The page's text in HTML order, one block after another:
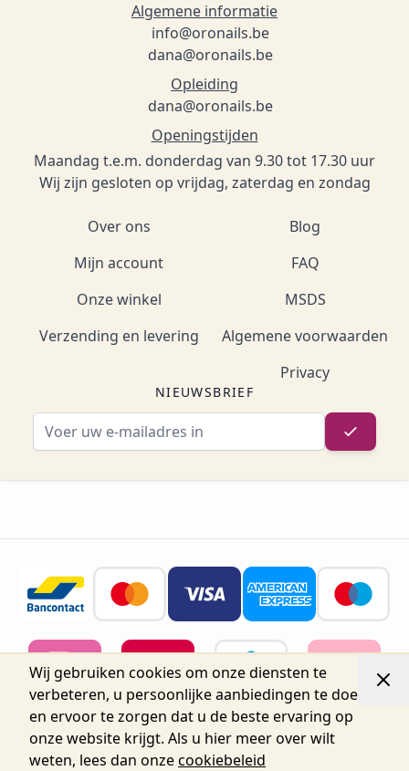
Wij gebruiken cookies om onze diensten te
verbeteren, u persoonlijke aanbiedingen te doen
en ervoor te zorgen dat u de beste ervaring op
onze website krijgt. Als u hier meer over wilt
weten, lees dan onzecookiebeleid
Algemene informatie
info@oronails.be
dana@oronails.be
Opleiding
dana@oronails.be
Openingstijden
Maandag t.e.m. donderdag van 9.30 tot 17.30 uur
Wij zijn gesloten op vrijdag, zaterdag en zondag
Over ons
Mijn account
Onze winkel
Verzending en levering
Blog
FAQ
MSDS
Algemene voorwaarden
Privacy
NIEUWSBRIEF